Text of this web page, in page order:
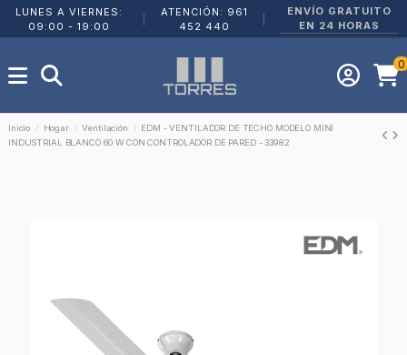
LUNES A VIERNES:
09:00 - 19:00
ATENCIÓN: 961
452 440
ENVÍO GRATUITO
EN 24 HORAS
0
Inicio Hogar Ventilación
EDM - VENTILADOR DE TECHO MODELO MINI
INDUSTRIAL BLANCO 60 W CON CONTROLADOR DE PARED - 33982